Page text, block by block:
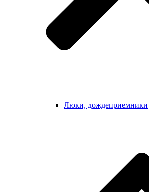
Люки, дождеприемники